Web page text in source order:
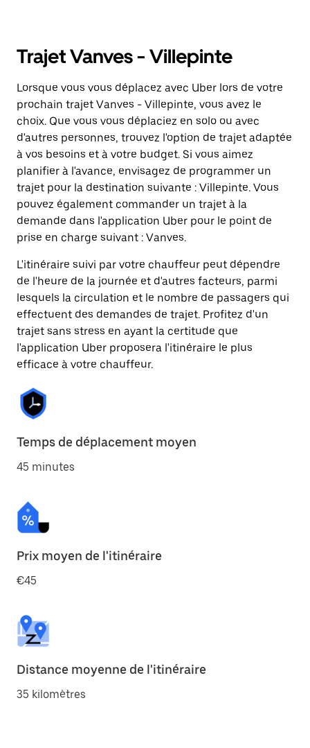
Trajet Vanves - Villepinte
Lorsque vous vous déplacez avec Uber lors de votre
prochain trajet Vanves - Villepinte, vous avez le
choix. Que vous vous déplaciez en solo ou avec
d'autres personnes, trouvez l'option de trajet adaptée
à vos besoins et à votre budget. Si vous aimez
planifier à l'avance, envisagez de programmer un
trajet pour la destination suivante : Villepinte. Vous
pouvez également commander un trajet à la
demande dans l'application Uber pour le point de
prise en charge suivant : Vanves.
L'itinéraire suivi par votre chauffeur peut dépendre
de l'heure de la journée et d'autres facteurs, parmi
lesquels la circulation et le nombre de passagers qui
effectuent des demandes de trajet. Profitez d'un
trajet sans stress en ayant la certitude que
l'application Uber proposera l'itinéraire le plus
efficace à votre chauffeur.
Temps de déplacement moyen
45 minutes
Prix moyen de l'itinéraire
€45
Distance moyenne de l'itinéraire
35 kilomètres